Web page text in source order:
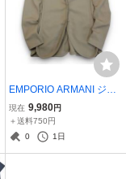
EMPORIO ARMANI ジャ
ケット 42●スナップボタ
ン ストレッチ入り エンポ
リオアルマーニ レディー
現在 9,980円
＋送料750円
0
1日